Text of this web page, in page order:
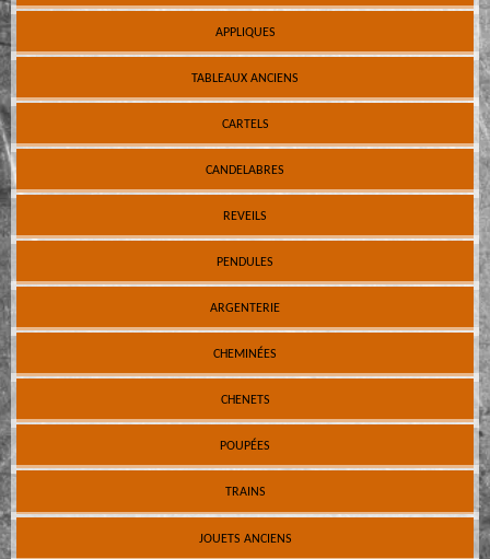
APPLIQUES
TABLEAUX ANCIENS
CARTELS
CANDELABRES
REVEILS
PENDULES
ARGENTERIE
CHEMINÉES
CHENETS
POUPÉES
TRAINS
JOUETS ANCIENS